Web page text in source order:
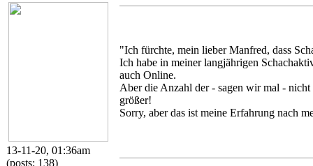
13-11-20, 01:36am
(posts: 138)
"Ich fürchte, mein lieber Manfred, dass
Ich habe in meiner langjährigen
auch Online.
Aber die Anzahl der - sagen wir mal -
größer!
Sorry, aber das ist meine Erfahrung nach